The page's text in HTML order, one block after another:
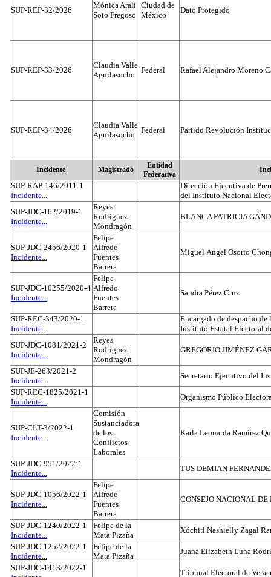
SUP-REP-32/2026
Mónica Aralí
Soto Fregoso
Ciudad de
México
Dato Protegido
SUP-REP-33/2026
Claudia Valle
Aguilasocho
Federal Rafael Alejandro Moreno
SUP-REP-34/2026
Claudia Valle
Aguilasocho
Federal Partido Revolución
Incidente Magistrado
Entidad
Federativa
SUP-RAP-146/2011-1
Incidente...
Dirección Ejecutiva de
del Instituto Nacional
SUP-JDC-162/2019-1
Incidente...
Reyes
Rodríguez
Mondragón
BLANCA PATRICIA
SUP-JDC-2456/2020-1
Incidente...
Felipe
Alfredo
Fuentes
Barrera
Miguel Ángel Osorio
SUP-JDC-10255/2020-4
Incidente...
Felipe
Alfredo
Fuentes
Barrera
Sandra Pérez Cruz
SUP-REC-343/2020-1
Incidente...
Encargado de despacho
Instituto Estatal Electoral
SUP-JDC-1081/2021-2
Incidente...
Reyes
Rodríguez
Mondragón
GREGORIO JIMÉNEZ
SUP-JE-263/2021-2
Incidente...
Secretario Ejecutivo del
SUP-REC-1825/2021-1
Incidente...
Organismo Público
SUP-CLT-3/2022-1
Incidente...
Comisión
Sustanciadora
de los
Conflictos
Laborales
Karla Leonarda Ramírez
SUP-JDC-951/2022-1
Incidente...
TUS DEMIAN
SUP-JDC-1056/2022-1
Incidente...
Felipe
Alfredo
Fuentes
Barrera
CONSEJO NACIONAL
SUP-JDC-1240/2022-1
Incidente...
Felipe de la
Mata Pizaña
Xóchitl Nashielly Zagal
SUP-JDC-1252/2022-1
Incidente...
Felipe de la
Mata Pizaña
Juana Elizabeth Luna
SUP-JDC-1413/2022-1
Tribunal Electoral de